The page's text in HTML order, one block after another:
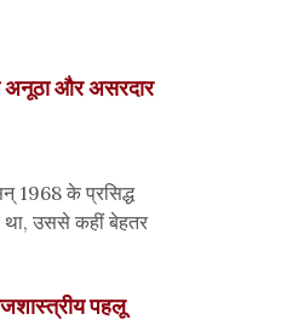
अनूठा और असरदार
1968 के प्रसिद्ध
उससे कहीं बेहतर
पहलू